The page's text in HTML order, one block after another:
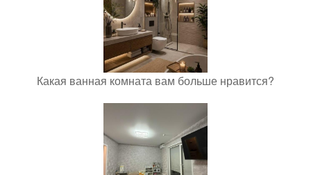
Какая ванная комната вам больше нравится?